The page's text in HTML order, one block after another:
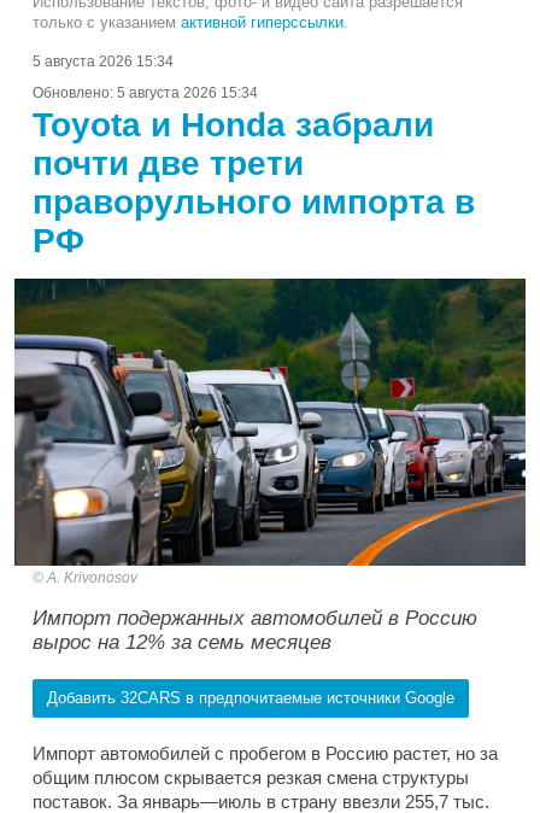
только с указанием активной гиперссылки
5 августа 2026 15:34
Обновлено: 5 августа 2026 15:34
Toyota и Honda забрали
почти две трети
праворульного импорта в
РФ
A. Krivonosov
Импорт подержанных автомобилей в Россию
вырос на 12% за семь месяцев
Добавить 32CARS в предпочитаемые источники Google
Импорт автомобилей с пробегом в Россию растет, но за
общим плюсом скрывается резкая смена структуры
поставок. За январь—июль в страну ввезли 255,7 тыс.